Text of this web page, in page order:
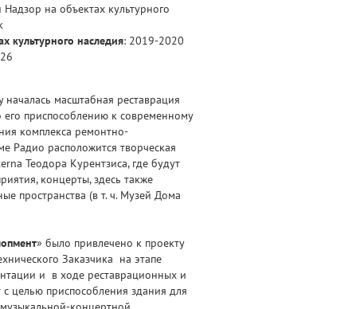
Надзор на объектах культурного
культурного наследия: 2019-2020
масштабная реставрация
приспособлению к современному
комплекса ремонтно-
Радио расположится творческая
Теодора Курентзиса, где будут
концерты, здесь также
пространства (в т. ч. Музей Дома
» было привлечено к проекту
Заказчика на этапе
и в ходе реставрационных и
целью приспособления здания для